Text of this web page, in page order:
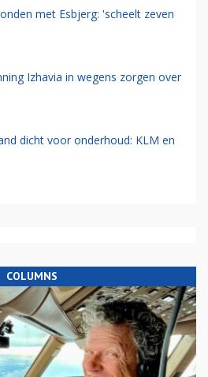
met Esbjerg: 'scheelt zeven
Izhavia in wegens zorgen over
dicht voor onderhoud: KLM en
COLUMNS